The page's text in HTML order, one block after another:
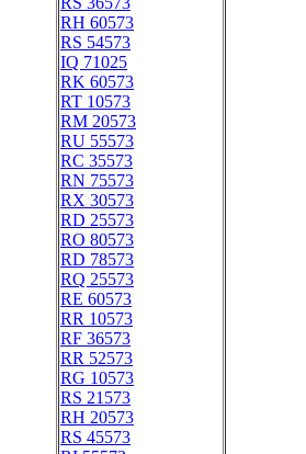
RH 60573
RS 54573
IQ 71025
RK 60573
RT 10573
RM 20573
RU 55573
RC 35573
RN 75573
RX 30573
RD 25573
RO 80573
RD 78573
RQ 25573
RE 60573
RR 10573
RF 36573
RR 52573
RG 10573
RS 21573
RH 20573
RS 45573